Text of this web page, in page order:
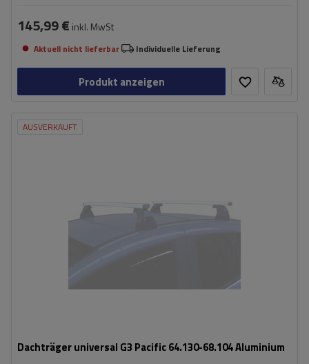
145,99 € inkl. MwSt
Aktuell nicht lieferbar Individuelle Lieferung
Produkt anzeigen
AUSVERKAUFT
Dachträger universal G3 Pacific 64.130-68.104 Aluminium